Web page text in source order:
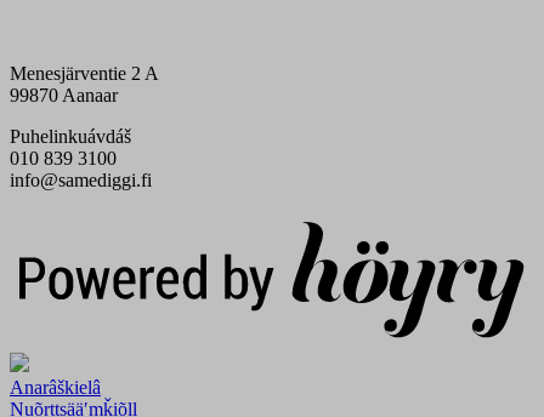
Menesjärventie 2 A
99870 Aanaar
Puhelinkuávdáš
010 839 3100
info@samediggi.fi
Anarâškielâ
Nuõrttsääʹmǩiõll